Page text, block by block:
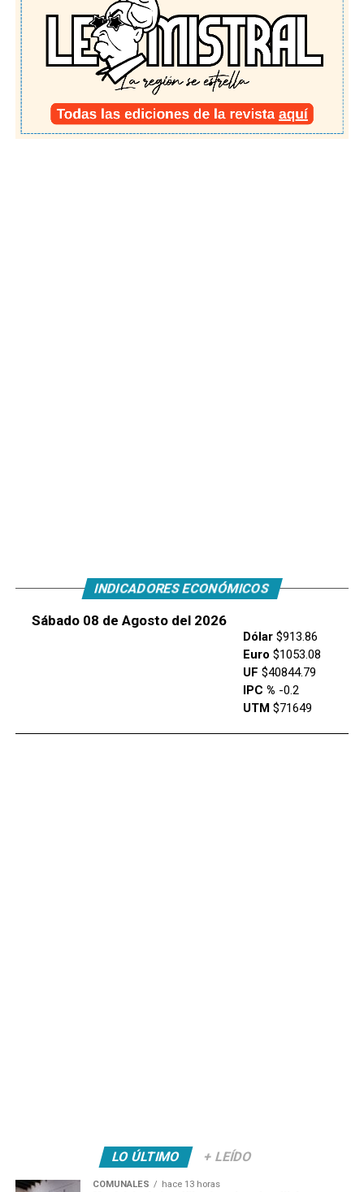
INDICADORES ECONÓMICOS
Sábado 08 de Agosto del 2026
Dólar$913.86
Euro $1053.08
UF $40844.79
IPC % -0.2
UTM$71649
LO ÚLTIMO + LEÍDO
COMUNALES hace 13 horas